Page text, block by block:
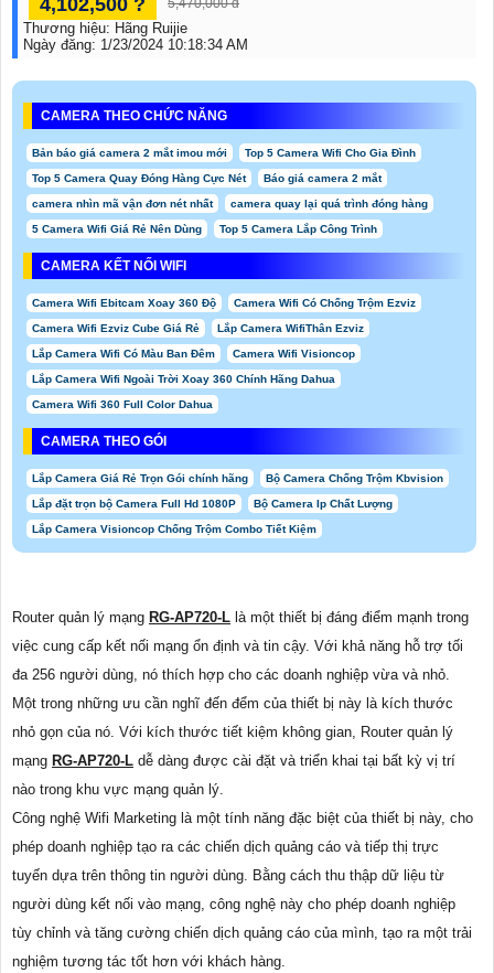
4,102,500 ? 5,470,000 d
Thương hiệu: Hãng Ruijie
Ngày đăng: 1/23/2024 10:18:34 AM
CAMERA THEO CHỨC NĂNG
Bản báo giá camera 2 mắt imou mới Top 5 Camera Wifi Cho Gia Đình
Top 5 Camera Quay Đóng Hàng Cực Nét Báo giá camera 2 mắt
camera nhìn mã vận đơn nét nhất camera quay lại quá trình đóng hàng
5 Camera Wifi Giá Rẻ Nên Dùng Top 5 Camera Lắp Công Trình
CAMERA KẾT NỐI WIFI
Camera Wifi Ebitcam Xoay 360 Độ Camera Wifi Có Chống Trộm Ezviz
Camera Wifi Ezviz Cube Giá Rẻ Lắp Camera WifiThân Ezviz
Lắp Camera Wifi Có Màu Ban Đêm Camera Wifi Visioncop
Lắp Camera Wifi Ngoài Trời Xoay 360 Chính Hãng Dahua
Camera Wifi 360 Full Color Dahua
CAMERA THEO GÓI
Lắp Camera Giá Rẻ Trọn Gói chính hãng Bộ Camera Chống Trộm Kbvision
Lắp đặt trọn bộ Camera Full Hd 1080P Bộ Camera Ip Chất Lượng
Lắp Camera Visioncop Chống Trộm Combo Tiết Kiệm
Router quản lý mạng RG-AP720-L là một thiết bị đáng điểm mạnh trong
việc cung cấp kết nối mạng ổn định và tin cậy. Với khả năng hỗ trợ tối
đa 256 người dùng, nó thích hợp cho các doanh nghiệp vừa và nhỏ.
Một trong những ưu cần nghĩ đến đểm của thiết bị này là kích thước
nhỏ gọn của nó. Với kích thước tiết kiệm không gian, Router quản lý
mạng RG-AP720-L dễ dàng được cài đặt và triển khai tại bất kỳ vị trí
nào trong khu vực mạng quản lý.
Công nghệ Wifi Marketing là một tính năng đặc biệt của thiết bị này, cho
phép doanh nghiệp tạo ra các chiến dịch quảng cáo và tiếp thị trực
tuyến dựa trên thông tin người dùng. Bằng cách thu thập dữ liệu từ
người dùng kết nối vào mạng, công nghệ này cho phép doanh nghiệp
tùy chỉnh và tăng cường chiến dịch quảng cáo của mình, tạo ra một trải
nghiệm tương tác tốt hơn với khách hàng.